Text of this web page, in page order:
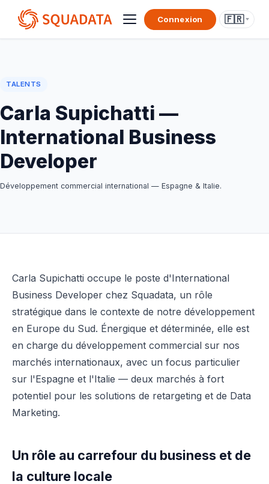
Connexion 🇫🇷
TALENTS
Carla Supichatti —
International Business
Developer
Développement commercial international — Espagne & Italie.
Carla Supichatti occupe le poste d'International
Business Developer chez Squadata, un rôle
stratégique dans le contexte de notre développement
en Europe du Sud. Énergique et déterminée, elle est
en charge du développement commercial sur nos
marchés internationaux, avec un focus particulier
sur l'Espagne et l'Italie — deux marchés à fort
potentiel pour les solutions de retargeting et de Data
Marketing.
Un rôle au carrefour du business et de
la culture locale